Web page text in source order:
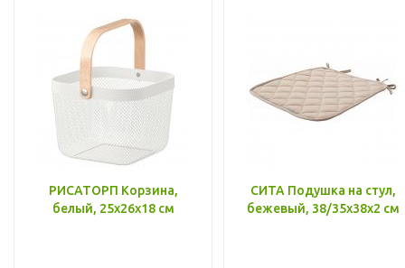
РИСАТОРП Корзина,
белый, 25x26x18 см
СИТА Подушка на стул,
бежевый, 38/35x38x2 см